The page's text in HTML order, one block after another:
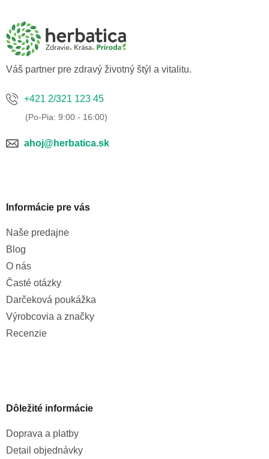
p
r
Váš partner pre zdravý životný štýl a vitalitu.
+421 2/321 123 45
ahoj@herbatica.sk
Informácie pre vás
Naše predajne
Blog
O nás
Časté otázky
Darčeková poukážka
Výrobcovia a značky
Recenzie
Dôležité informácie
Doprava a platby
Detail objednávky